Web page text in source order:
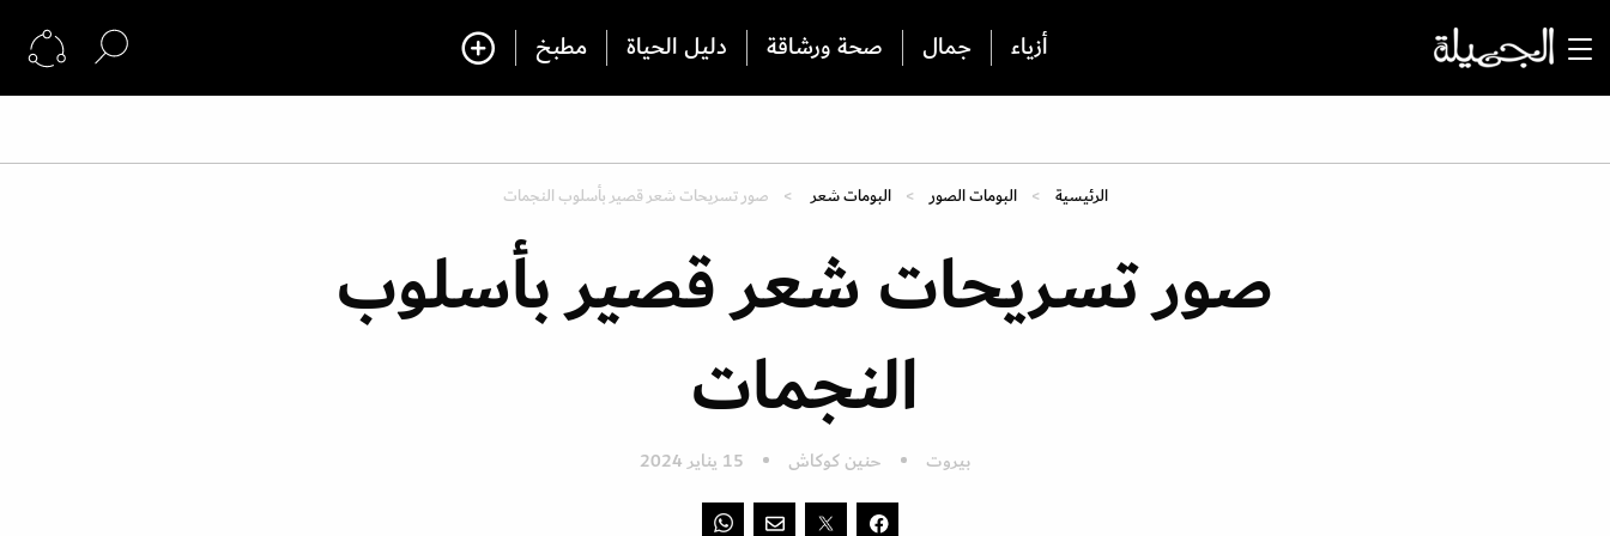
أزياء جمال صحة ورشاقة دليل الحياة مطبخ
الرئيسية البومات الصور البومات شعر صور تسريحات شعر قصير بأسلوب النجمات
صور تسريحات شعر قصير بأسلوب
النجمات
بيروت حنين كوكاش 15 يناير 2024